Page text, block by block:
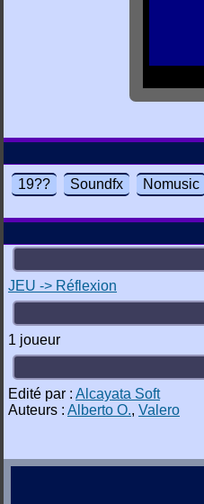
19?? Soundfx Nomusic
JEU -> Réflexion
1 joueur
Edité par : Alcayata Soft
Auteurs : Alberto O., Valero